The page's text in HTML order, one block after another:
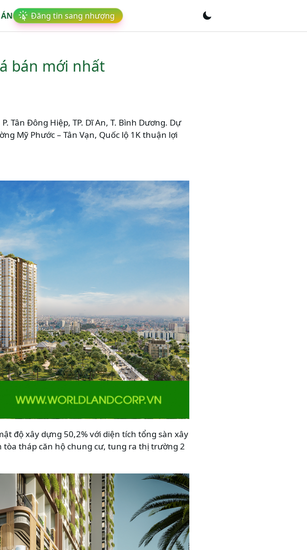
Đăng tin sang nhượng
bán mới nhất
Tân Đông Hiệp, TP. Dĩ An, T. Bình Dương. Dự
Mỹ Phước – Tân Vạn, Quốc lộ 1K thuận lợi
độ xây dựng 50,2% với diện tích tổng sàn xây
tòa tháp căn hộ chung cư, tung ra thị trường 2